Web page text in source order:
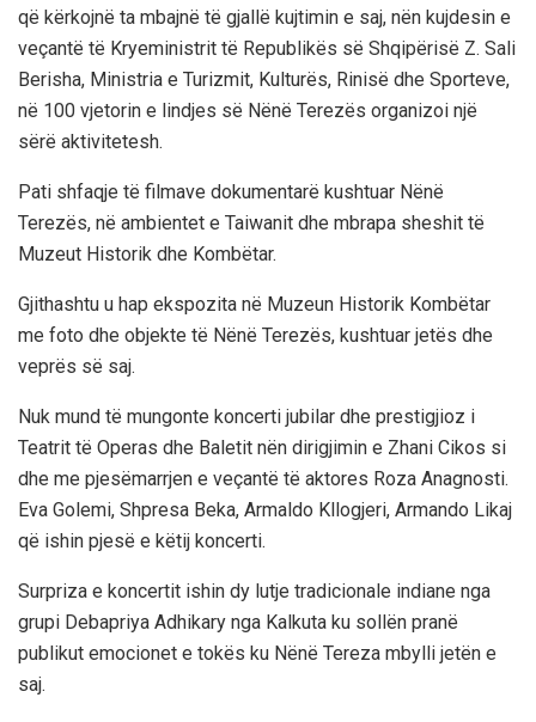
që kërkojnë ta mbajnë të gjallë kujtimin e saj, nën kujdesin e
veçantë të Kryeministrit të Republikës së Shqipërisë Z. Sali
Berisha, Ministria e Turizmit, Kulturës, Rinisë dhe Sporteve,
në 100 vjetorin e lindjes së Nënë Terezës organizoi një
sërë aktivitetesh.
Pati shfaqje të filmave dokumentarë kushtuar Nënë
Terezës, në ambientet e Taiwanit dhe mbrapa sheshit të
Muzeut Historik dhe Kombëtar.
Gjithashtu u hap ekspozita në Muzeun Historik Kombëtar
me foto dhe objekte të Nënë Terezës, kushtuar jetës dhe
veprës së saj.
Nuk mund të mungonte koncerti jubilar dhe prestigjioz i
Teatrit të Operas dhe Baletit nën dirigjimin e Zhani Cikos si
dhe me pjesëmarrjen e veçantë të aktores Roza Anagnosti.
Eva Golemi, Shpresa Beka, Armaldo Kllogjeri, Armando Likaj
që ishin pjesë e këtij koncerti.
Surpriza e koncertit ishin dy lutje tradicionale indiane nga
grupi Debapriya Adhikary nga Kalkuta ku sollën pranë
publikut emocionet e tokës ku Nënë Tereza mbylli jetën e
saj.